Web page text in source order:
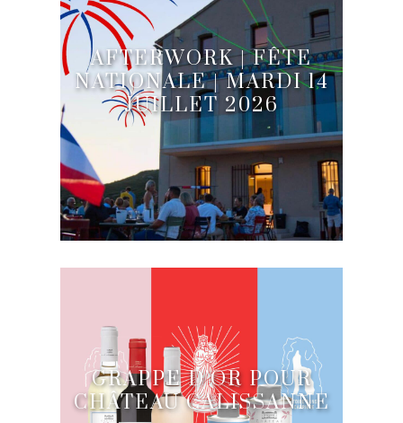
AFTERWORK | FÊTE
NATIONALE | MARDI 14
JUILLET 2026
GRAPPE D’OR POUR
CHÂTEAU CALISSANNE